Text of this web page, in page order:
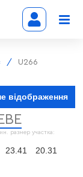
U266
відображення
размер участка:
23.41 20.31